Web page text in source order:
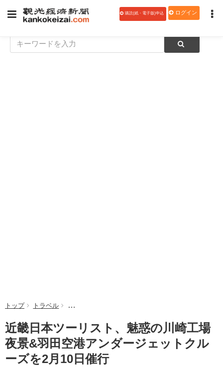
購読(紙・電子版)申込 ログイン
トップ トラベル 近畿日本ツーリスト、魅惑の川崎工場夜景&羽田空
近畿日本ツーリスト、魅惑の川崎工場
夜景&羽田空港アンダージェットクル
ーズを2月10日催行